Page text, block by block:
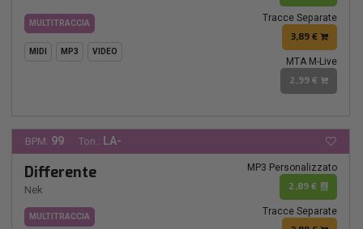
MULTITRACCIA
MIDI MP3 VIDEO
Tracce Separate
3,89 €
MTA M-Live
2,99 €
BPM: 99 Ton.: LA-
Differente
Nek
MULTITRACCIA
MP3 Personalizzato
2,89 €
Tracce Separate